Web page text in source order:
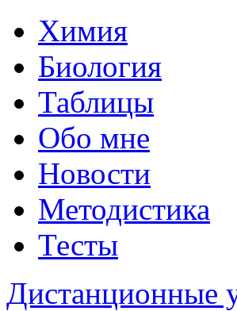
Химия
Биология
Таблицы
Обо мне
Новости
Методистика
Тесты
Дистанционные